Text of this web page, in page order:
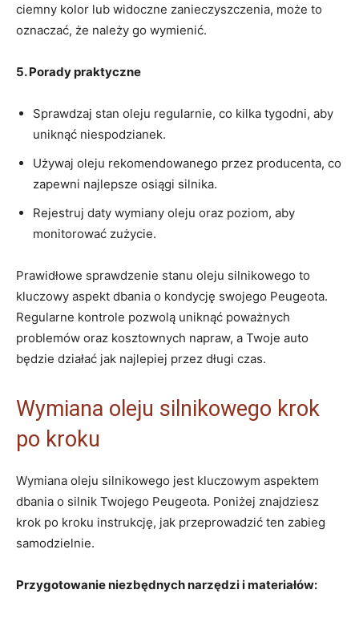
ciemny kolor lub widoczne zanieczyszczenia, może to
oznaczać, że należy go wymienić.
5. Porady praktyczne
Sprawdzaj stan oleju regularnie, co kilka tygodni, aby
uniknąć niespodzianek.
Używaj oleju rekomendowanego przez producenta, co
zapewni najlepsze osiągi silnika.
Rejestruj daty wymiany oleju oraz poziom, aby
monitorować zużycie.
Prawidłowe sprawdzenie stanu oleju silnikowego to
kluczowy aspekt dbania o kondycję swojego Peugeota.
Regularne kontrole pozwolą uniknąć poważnych
problemów oraz kosztownych napraw, a Twoje auto
będzie działać jak najlepiej przez długi czas.
Wymiana oleju silnikowego krok
po kroku
Wymiana oleju silnikowego jest kluczowym aspektem
dbania o silnik Twojego Peugeota. Poniżej znajdziesz
krok po kroku instrukcję, jak przeprowadzić ten zabieg
samodzielnie.
Przygotowanie niezbędnych narzędzi i materiałów: